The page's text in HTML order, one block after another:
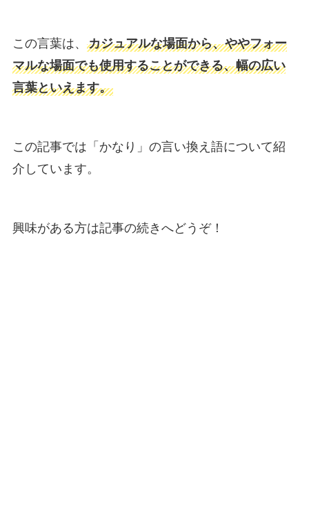
この言葉は、 カジュアルな場面から、ややフォー
マルな場面でも使用することができる、幅の広い
言葉といえます。
この記事では「かなり」の言い換え語について紹
介しています。
興味がある方は記事の続きへどうぞ！